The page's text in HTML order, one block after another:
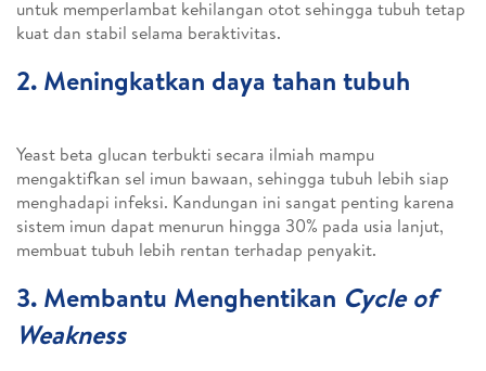
untuk memperlambat kehilangan otot sehingga tubuh tetap
kuat dan stabil selama beraktivitas.
2. Meningkatkan daya tahan tubuh
Yeast beta glucan terbukti secara ilmiah mampu
mengaktifkan sel imun bawaan, sehingga tubuh lebih siap
menghadapi infeksi. Kandungan ini sangat penting karena
sistem imun dapat menurun hingga 30% pada usia lanjut,
membuat tubuh lebih rentan terhadap penyakit.
3. Membantu Menghentikan Cycle of
Weakness